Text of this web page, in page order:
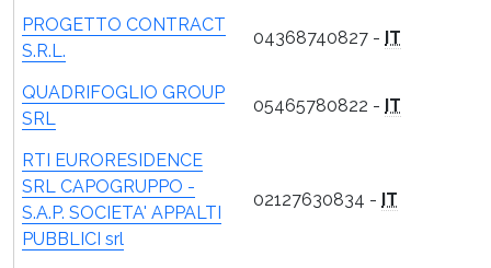
PROGETTO CONTRACT
S.R.L.
04368740827 - IT
QUADRIFOGLIO GROUP
SRL
05465780822 - IT
RTI EURORESIDENCE
SRL CAPOGRUPPO -
S.A.P. SOCIETA' APPALTI
PUBBLICI srl
02127630834 - IT